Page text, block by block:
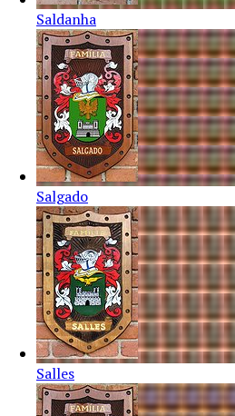
Saldanha
Salgado
Salles